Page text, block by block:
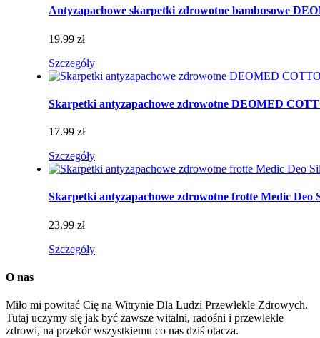
Antyzapachowe skarpetki zdrowotne bambusowe
19.99 zł
Szczegóły
Skarpetki antyzapachowe zdrowotne DEOMED
17.99 zł
Szczegóły
Skarpetki antyzapachowe zdrowotne frotte Medic Deo
23.99 zł
Szczegóły
O nas
Miło mi powitać Cię na Witrynie Dla Ludzi Przewlekle Zdrowych.
Tutaj uczymy się jak być zawsze witalni, radośni i przewlekle
zdrowi, na przekór wszystkiemu co nas dziś otacza.